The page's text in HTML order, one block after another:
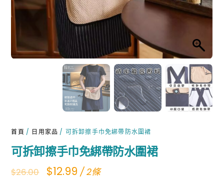
首頁 / 日用家品 / 可拆卸擦手巾免綁帶防水圍裙
可拆卸擦手巾免綁帶防水圍裙
$26.00
Original
$12.99Current
/ 2條